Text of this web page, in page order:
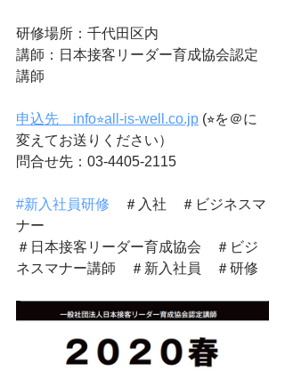
研修場所：千代田区内
講師：日本接客リーダー育成協会認定
講師
申込先　info⭐︎all-is-well.co.jp (⭐︎を＠に
変えてお送りください）
問合せ先：03-4405-2115
#新入社員研修 ＃入社　＃ビジネスマ
ナー
＃日本接客リーダー育成協会　＃ビジ
ネスマナー講師　＃新入社員　＃研修